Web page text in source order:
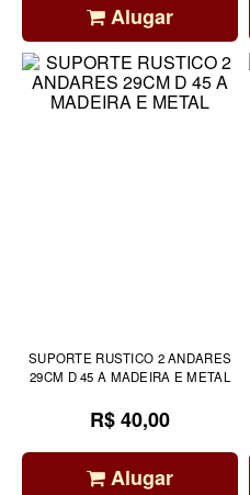
Alugar
SUPORTE RUSTICO 2 ANDARES
29CM D 45 A MADEIRA E METAL
R$ 40,00
Alugar